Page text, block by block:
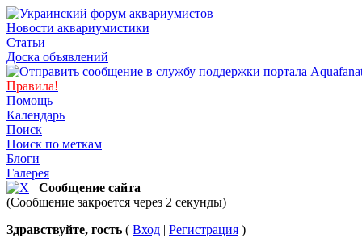
Новости аквариумистики
Статьи
Доска объявлений
Правила!
Помощь
Календарь
Поиск
Поиск по меткам
Блоги
Галерея
Сообщение сайта
(Сообщение закроется через 2 секунды)
Здравствуйте, гость ( Вход | Регистрация )